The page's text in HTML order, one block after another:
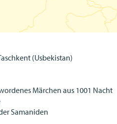
(Usbekistan)
Märchen aus 1001 Nacht
Samaniden